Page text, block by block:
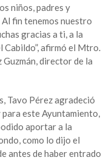
niños, padres y
fin tenemos nuestro
gracias a ti, a la
afirmó el Mtro.
Guzmán, director de la
Tavo Pérez agradeció
este Ayuntamiento,
aportar a la
como lo dijo el
antes de haber entrado